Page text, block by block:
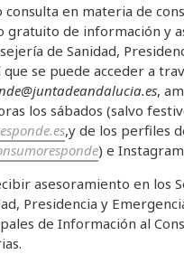
en materia de
gratuito de información y
de Sanidad,
se puede acceder a
,
los sábados (salvo
,y de los perfiles
) e
asesoramiento en los
Presidencia y
de Información al